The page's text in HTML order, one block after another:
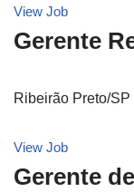
View Job
Gerente
Ribeirão Preto/SP
View Job
Gerente